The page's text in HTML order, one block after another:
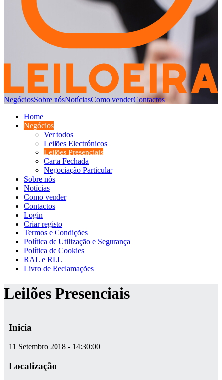
NegóciosSobre nósNotíciasComo venderContactos
Home
Negócios
Ver todos
Leilões Electrónicos
Leilões Presenciais
Carta Fechada
Negociação Particular
Sobre nós
Notícias
Como vender
Contactos
Login
Criar registo
Termos e Condições
Política de Utilização e Segurança
Política de Cookies
RAL e RLL
Livro de Reclamações
Leilões Presenciais
Inicia
11 Setembro 2018 - 14:30:00
Localização